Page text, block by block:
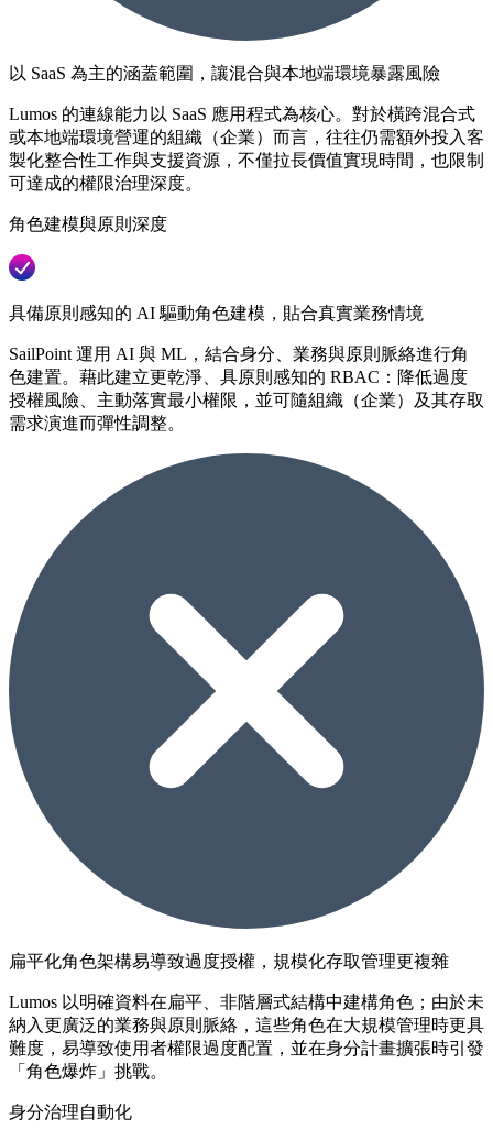
以 SaaS 為主的涵蓋範圍，讓混合與本地端環境暴露風險
Lumos 的連線能力以 SaaS 應用程式為核心。對於橫跨混合式
或本地端環境營運的組織（企業）而言，往往仍需額外投入客
製化整合性工作與支援資源，不僅拉長價值實現時間，也限制
可達成的權限治理深度。
角色建模與原則深度
具備原則感知的 AI 驅動角色建模，貼合真實業務情境
SailPoint 運用 AI 與 ML，結合身分、業務與原則脈絡進行角
色建置。藉此建立更乾淨、具原則感知的 RBAC：降低過度
授權風險、主動落實最小權限，並可隨組織（企業）及其存取
需求演進而彈性調整。
扁平化角色架構易導致過度授權，規模化存取管理更複雜
Lumos 以明確資料在扁平、非階層式結構中建構角色；由於未
納入更廣泛的業務與原則脈絡，這些角色在大規模管理時更具
難度，易導致使用者權限過度配置，並在身分計畫擴張時引發
「角色爆炸」挑戰。
身分治理自動化